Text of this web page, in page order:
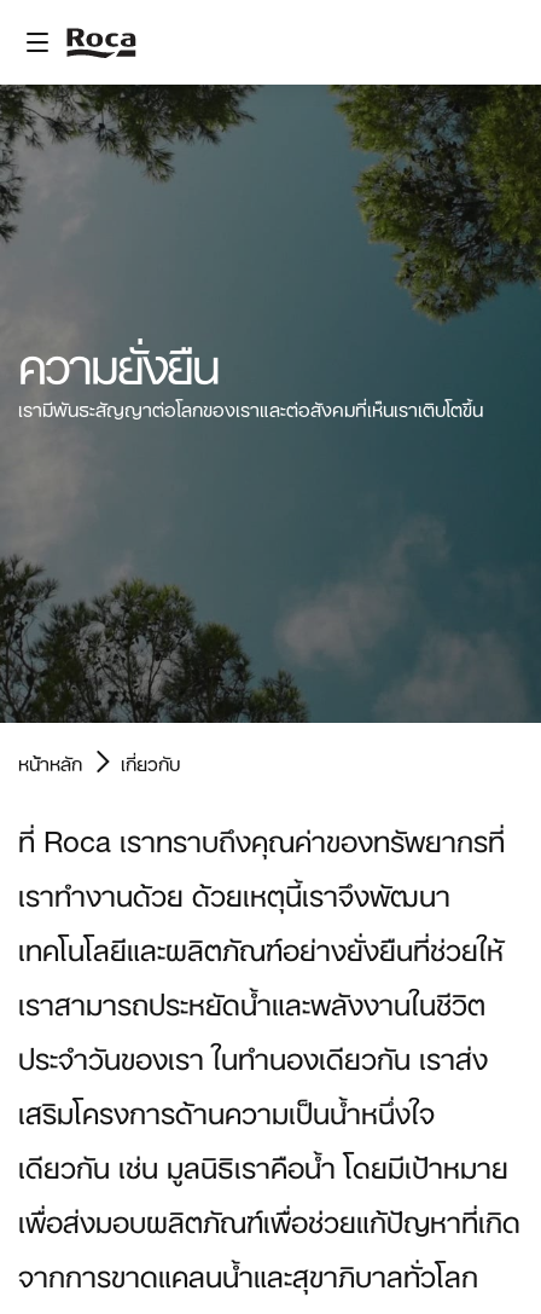
ความยั่งยืน
เรามีพันธะสัญญาต่อโลกของเราและต่อสังคมที่เห็นเราเติบโตขึ้น
หน้าหลัก เกี่ยวกับ
ที่ Roca เราทราบถึงคุณค่าของทรัพยากรที่
เราทำงานด้วย ด้วยเหตุนี้เราจึงพัฒนา
เทคโนโลยีและผลิตภัณฑ์อย่างยั่งยืนที่ช่วยให้
เราสามารถประหยัดน้ำและพลังงานในชีวิต
ประจำวันของเรา ในทำนองเดียวกัน เราส่ง
เสริมโครงการด้านความเป็นน้ำหนึ่งใจ
เดียวกัน เช่น มูลนิธิเราคือน้ำ โดยมีเป้าหมาย
เพื่อส่งมอบผลิตภัณฑ์เพื่อช่วยแก้ปัญหาที่เกิด
จากการขาดแคลนน้ำและสุขาภิบาลทั่วโลก